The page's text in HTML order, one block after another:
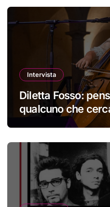
Intervista
Diletta Fosso:
qualcuno che